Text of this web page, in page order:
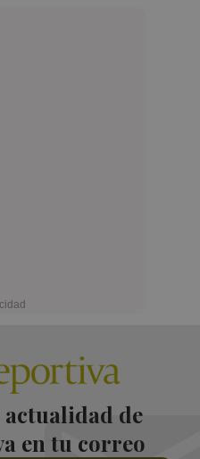
actualidad de
en tu correo